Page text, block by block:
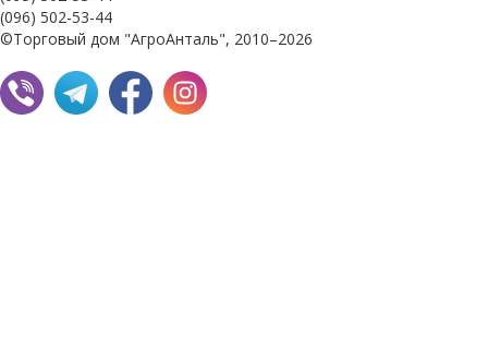
(096) 502-53-44
©Торговый дом "АгроАнталь", 2010–2026